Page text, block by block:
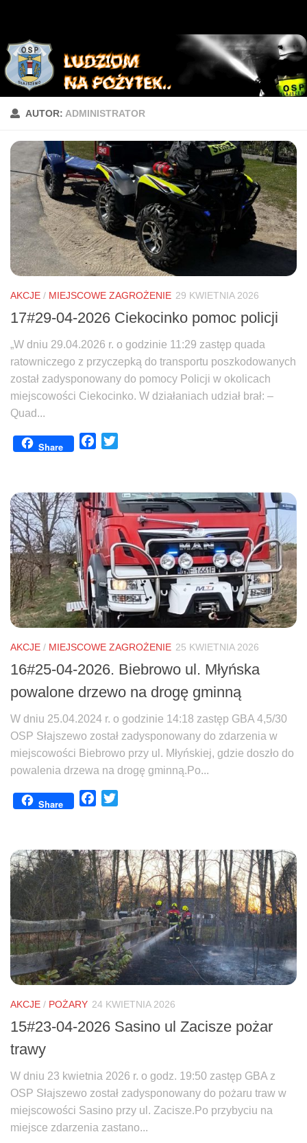
AUTOR: ADMINISTRATOR
AKCJE / MIEJSCOWE ZAGROŻENIE 29 KWIETNIA 2026
17#29-04-2026 Ciekocinko pomoc policji
„W dniu 29.04.2026 r. o godzinie 11:29 zastęp quada
ratowniczego z przyczepką do transportu poszkodowanych
został zadysponowany do pomocy Policji w okolicach
miejscowości Ciekocinko. W działaniach udział brał: –
Quad...
Share Facebook
AKCJE / MIEJSCOWE ZAGROŻENIE 25 KWIETNIA 2026
16#25-04-2026. Biebrowo ul. Młyńska
powalone drzewo na drogę gminną
W dniu 25.04.2024 r. o godzinie 14:18 zastęp GBA 4,5/30
OSP Słajszewo został zadysponowany do zdarzenia w
miejscowości Biebrowo przy ul. Młyńskiej, gdzie doszło do
powalenia drzewa na drogę gminną.Po...
Share Facebook
AKCJE / POŻARY 24 KWIETNIA 2026
15#23-04-2026 Sasino ul Zacisze pożar
trawy
W dniu 23 kwietnia 2026 r. o godz. 19:50 zastęp GBA z
OSP Słajszewo został zadysponowany do pożaru traw w
miejscowości Sasino przy ul. Zacisze.Po przybyciu na
miejsce zdarzenia zastano...